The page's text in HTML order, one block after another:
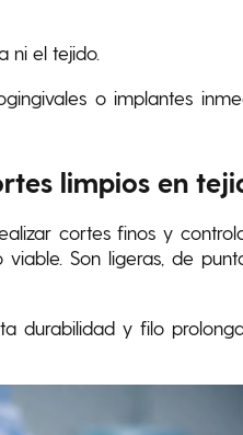
ni el tejido.
o implantes
limpios en
cortes finos y
Son ligeras, de
durabilidad y filo